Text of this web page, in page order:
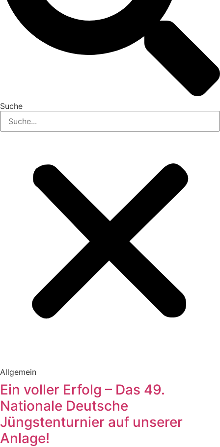
Suche
Allgemein
Ein voller Erfolg – Das 49.
Nationale Deutsche
Jüngstenturnier auf unserer
Anlage!